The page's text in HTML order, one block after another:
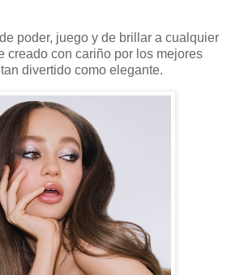
poder, juego y de brillar a cualquier
creado con cariño por los mejores
divertido como elegante.